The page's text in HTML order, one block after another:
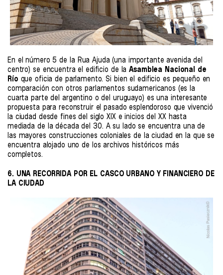
En el número 5 de la Rua Ajuda (una importante avenida del
centro) se encuentra el edificio de laAsamblea Nacional de
Río que oficia de parlamento. Si bien el edificio es pequeño en
comparación con otros parlamentos sudamericanos (es la
cuarta parte del argentino o del uruguayo) es una interesante
propuesta para reconstruir el pasado esplendoroso que vivenció
la ciudad desde fines del siglo XIX e inicios del XX hasta
mediada de la década del 30. A su lado se encuentra una de
las mayores construcciones coloniales de la ciudad en la que se
encuentra alojado uno de los archivos históricos más
completos.
6. UNA RECORRIDA POR EL CASCO URBANO Y FINANCIERO DE
LA CIUDAD